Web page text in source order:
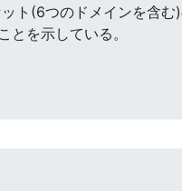
ト(6つのドメインを含む
を示している。